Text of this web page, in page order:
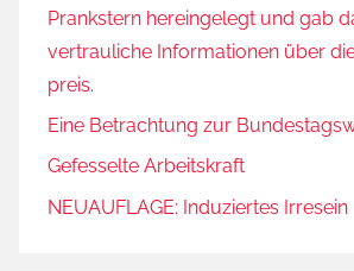
Prankstern hereingelegt und gab
vertrauliche Informationen über
preis.
Eine Betrachtung zur
Gefesselte Arbeitskraft
NEUAUFLAGE: Induziertes Irresein